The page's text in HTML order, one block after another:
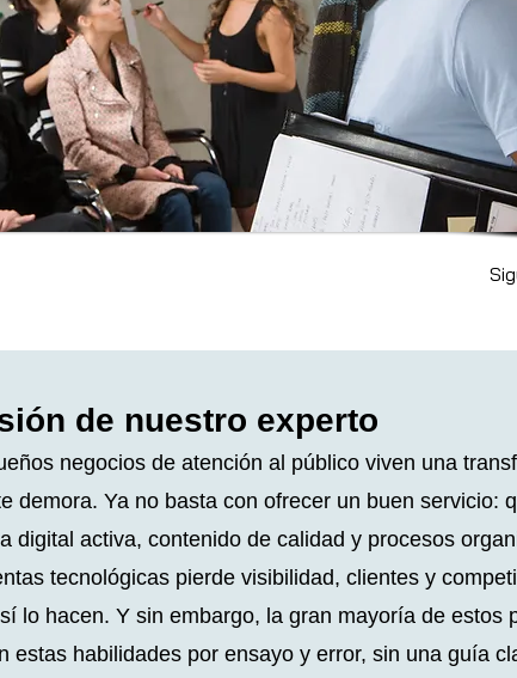
de nuestro experto
negocios de atención al público viven una
demora. Ya no basta con ofrecer un buen servicio:
digital activa, contenido de calidad y procesos
tecnológicas pierde visibilidad, clientes y
lo hacen. Y sin embargo, la gran mayoría de estos
estas habilidades por ensayo y error, sin una guía